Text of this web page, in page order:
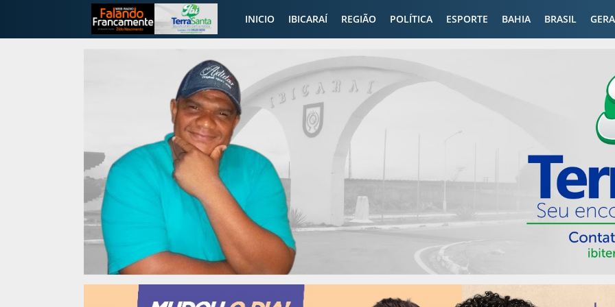
INICIO IBICARAÍ REGIÃO POLÍTICA ESPORTE BAHIA BRASIL